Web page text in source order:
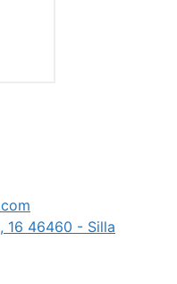
16 46460 - Silla